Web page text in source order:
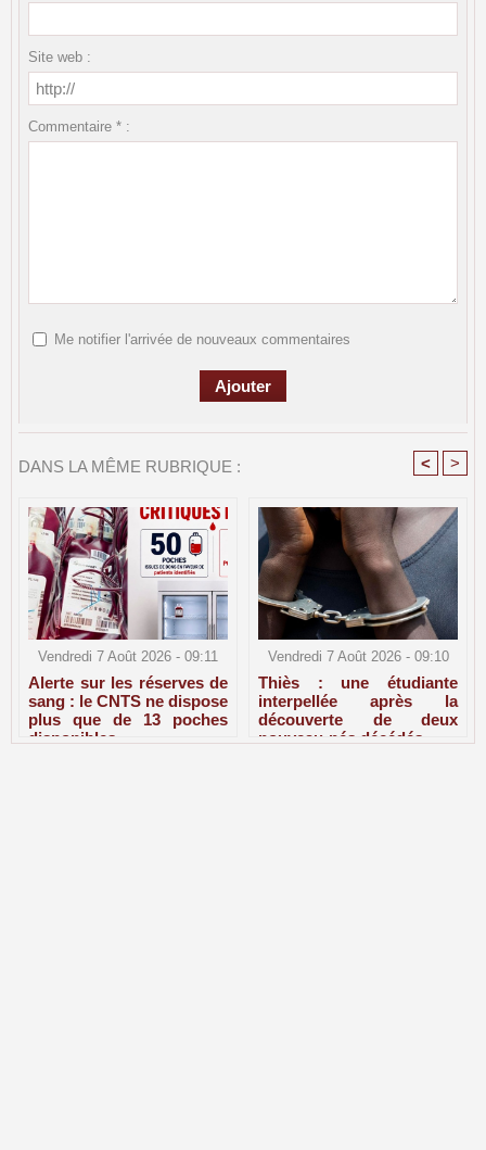
Site web :
Commentaire * :
Me notifier l'arrivée de nouveaux commentaires
DANS LA MÊME RUBRIQUE : < >
Vendredi 7 Août 2026 - 09:11
Alerte sur les réserves de
sang : le CNTS ne dispose
plus que de 13 poches
disponibles
Vendredi 7 Août 2026 - 09:10
Thiès : une étudiante
interpellée après la
découverte de deux
nouveau-nés décédés